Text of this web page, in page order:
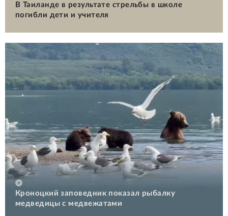
В Таиланде в результате стрельбы в школе
погибли дети и учителя
Кроноцкий заповедник показал рыбалку
медведицы с медвежатами